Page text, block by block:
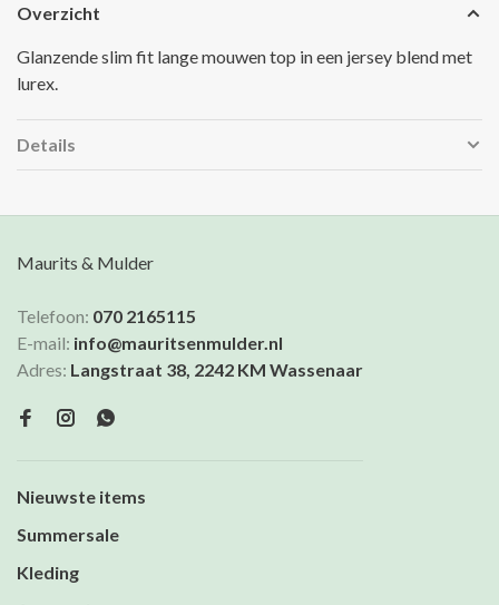
Overzicht
Glanzende slim fit lange mouwen top in een jersey blend met
lurex.
Details
Maurits & Mulder
Telefoon: 070 2165115
E-mail: info@mauritsenmulder.nl
Adres: Langstraat 38, 2242 KM Wassenaar
Nieuwste items
Summersale
Kleding